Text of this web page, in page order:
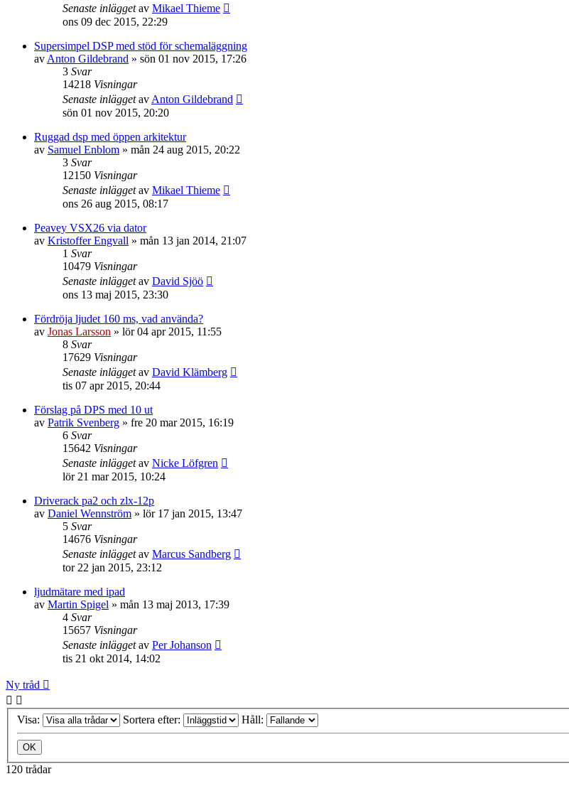
Senaste inläggetav Mikael Thieme
ons 09 dec 2015, 22:29
Supersimpel DSP med stöd för schemaläggning
av Anton Gildebrand » sön 01 nov 2015, 17:26
3 Svar
14218 Visningar
Senaste inläggetav Anton Gildebrand
sön 01 nov 2015, 20:20
Ruggad dsp med öppen arkitektur
av Samuel Enblom » mån 24 aug 2015, 20:22
3 Svar
12150 Visningar
Senaste inläggetav Mikael Thieme
ons 26 aug 2015, 08:17
Peavey VSX26 via dator
av Kristoffer Engvall » mån 13 jan 2014, 21:07
1 Svar
10479 Visningar
Senaste inläggetav David Sjöö
ons 13 maj 2015, 23:30
Fördröja ljudet 160 ms, vad använda?
av Jonas Larsson » lör 04 apr 2015, 11:55
8 Svar
17629 Visningar
Senaste inläggetav David Klämberg
tis 07 apr 2015, 20:44
Förslag på DPS med 10 ut
av Patrik Svenberg » fre 20 mar 2015, 16:19
6 Svar
15642 Visningar
Senaste inläggetav Nicke Löfgren
lör 21 mar 2015, 10:24
Driverack pa2 och zlx-12p
av Daniel Wennström » lör 17 jan 2015, 13:47
5 Svar
14676 Visningar
Senaste inläggetav Marcus Sandberg
tor 22 jan 2015, 23:12
ljudmätare med ipad
av Martin Spigel » mån 13 maj 2013, 17:39
4 Svar
15657 Visningar
Senaste inläggetav Per Johanson
tis 21 okt 2014, 14:02
Ny tråd
Visa: Sortera efter: Håll:
120 trådar